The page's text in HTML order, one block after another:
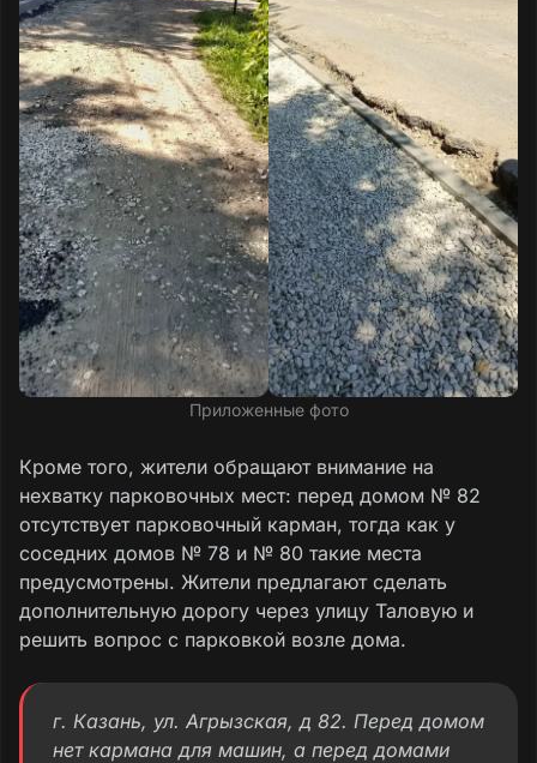
Приложенные фото
Кроме того, жители обращают внимание на
нехватку парковочных мест: перед домом № 82
отсутствует парковочный карман, тогда как у
соседних домов № 78 и № 80 такие места
предусмотрены. Жители предлагают сделать
дополнительную дорогу через улицу Таловую и
решить вопрос с парковкой возле дома.
г. Казань, ул. Агрызская, д 82. Перед домом
нет кармана для машин, а перед домами